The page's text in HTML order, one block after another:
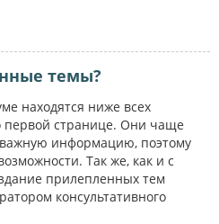
темы?
находятся ниже всех
первой странице. Они чаще
важную информацию, поэтому
Так же, как и с
прилепленных тем
консультативного